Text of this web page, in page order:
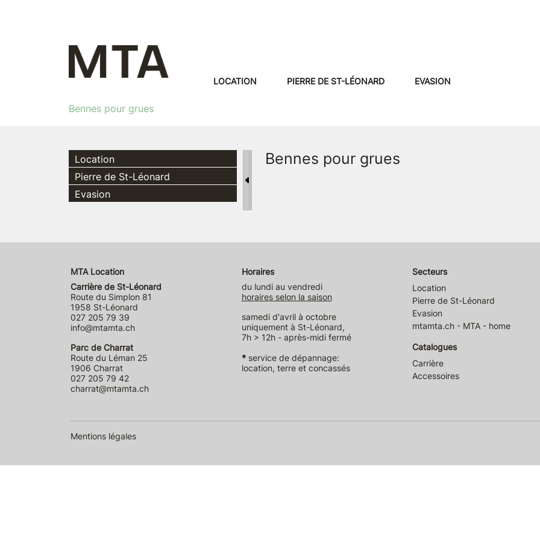
LOCATION PIERRE DE ST-LÉONARD EVASION
Bennes pour grues
Location
Pierre de St-Léonard
Evasion
Bennes pour grues
MTA Location
Carrière de St-Léonard
Route du Simplon 81
1958 St-Léonard
027 205 79 39
info@mtamta.ch
Parc de Charrat
Route du Léman 25
1906 Charrat
027 205 79 42
charrat@mtamta.ch
Horaires
du lundi au vendredi
horaires selon la saison
samedi d'avril à octobre
uniquement à St-Léonard,
7h > 12h - après-midi fermé
*service de dépannage:
location, terre et concassés
Secteurs
Location
Pierre de St-Léonard
Evasion
mtamta.ch - MTA - home
Catalogues
Carrière
Accessoires
Mentions légales